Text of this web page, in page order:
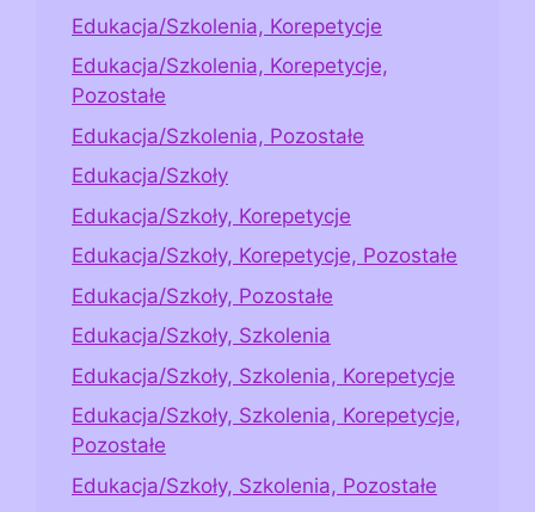
Edukacja/Szkolenia, Korepetycje
Edukacja/Szkolenia, Korepetycje,
Pozostałe
Edukacja/Szkolenia, Pozostałe
Edukacja/Szkoły
Edukacja/Szkoły, Korepetycje
Edukacja/Szkoły, Korepetycje, Pozostałe
Edukacja/Szkoły, Pozostałe
Edukacja/Szkoły, Szkolenia
Edukacja/Szkoły, Szkolenia, Korepetycje
Edukacja/Szkoły, Szkolenia, Korepetycje,
Pozostałe
Edukacja/Szkoły, Szkolenia, Pozostałe